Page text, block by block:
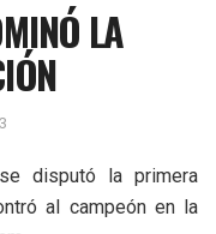
LA
disputó la primera
al campeón en la